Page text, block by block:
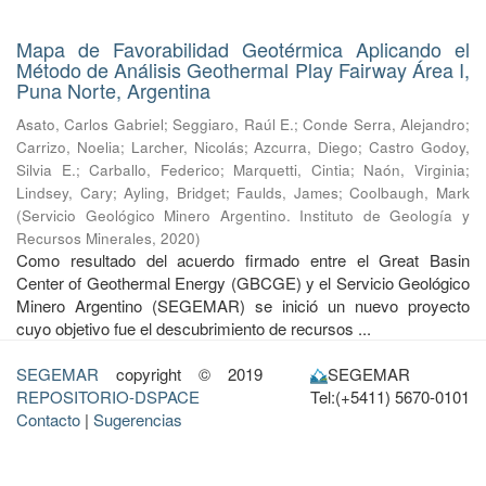
Mapa de Favorabilidad Geotérmica Aplicando el
Método de Análisis Geothermal Play Fairway Área I,
Puna Norte, Argentina
Asato, Carlos Gabriel;Seggiaro, Raúl E.;Conde Serra, Alejandro;
Carrizo, Noelia; Larcher, Nicolás;Azcurra, Diego;Castro Godoy,
Silvia E.;Carballo, Federico; Marquetti, Cintia; Naón, Virginia;
Lindsey, Cary;Ayling, Bridget; Faulds, James;Coolbaugh, Mark
(Servicio Geológico Minero Argentino. Instituto de Geología y
Recursos Minerales, 2020)
Como resultado del acuerdo firmado entre el Great Basin
Center of Geothermal Energy (GBCGE) y el Servicio Geológico
Minero Argentino (SEGEMAR) se inició un nuevo proyecto
cuyo objetivo fue el descubrimiento de recursos ...
SEGEMAR copyright © 2019
REPOSITORIO-DSPACE
Contacto | Sugerencias
SEGEMAR
Tel:(+5411) 5670-0101